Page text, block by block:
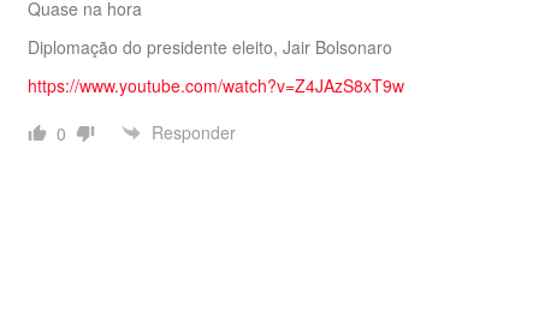
Quase na hora
Diplomação do presidente eleito, Jair Bolsonaro
https://www.youtube.com/watch?v=Z4JAzS8xT9w
0
Responder